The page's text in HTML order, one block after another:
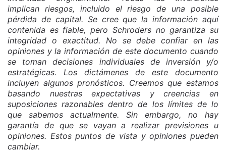
implican riesgos, incluido el riesgo de una posible
pérdida de capital. Se cree que la información aquí
contenida es fiable, pero Schroders no garantiza su
integridad o exactitud. No se debe confiar en las
opiniones y la información de este documento cuando
se toman decisiones individuales de inversión y/o
estratégicas. Los dictámenes de este documento
incluyen algunos pronósticos. Creemos que estamos
basando nuestras expectativas y creencias en
suposiciones razonables dentro de los límites de lo
que sabemos actualmente. Sin embargo, no hay
garantía de que se vayan a realizar previsiones u
opiniones. Estos puntos de vista y opiniones pueden
cambiar.